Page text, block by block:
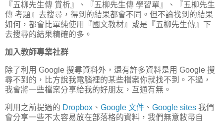
『五柳先生傳 賞析』、『五柳先生傳 學習單』、『五柳先生
傳 考題』去搜尋，得到的結果都會不同。但不論找到的結果
如何，都會比單純使用『國文教材』或是『五柳先生傳』下
去搜尋的結果精確的多。
加入教師專業社群
除了利用 Google 搜尋資料外，還有許多資料是用 Google 搜
尋不到的，比方說我電腦裡的某些檔案你就找不到。不過，
我會將一些檔案分享給我的好朋友，互通有無。
利用之前提過的 Dropbox 、 Google 文件 、 Google sites 我們
會分享一些不太容易放在部落格的資料，我們無意敝帚自